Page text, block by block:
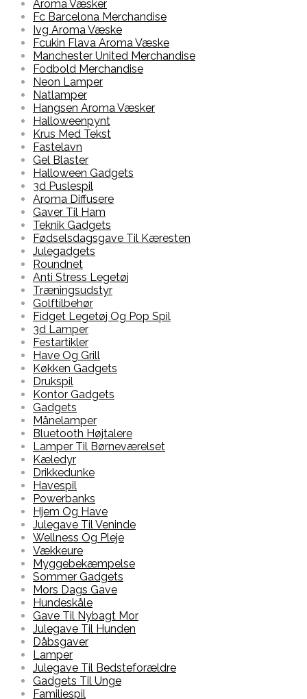
Aroma Væsker
Fc Barcelona Merchandise
Ivg Aroma Væske
Fcukin Flava Aroma Væske
Manchester United Merchandise
Fodbold Merchandise
Neon Lamper
Natlamper
Hangsen Aroma Væsker
Halloweenpynt
Krus Med Tekst
Fastelavn
Gel Blaster
Halloween Gadgets
3d Puslespil
Aroma Diffusere
Gaver Til Ham
Teknik Gadgets
Fødselsdagsgave Til Kæresten
Julegadgets
Roundnet
Anti Stress Legetøj
Træningsudstyr
Golftilbehør
Fidget Legetøj Og Pop Spil
3d Lamper
Festartikler
Have Og Grill
Køkken Gadgets
Drukspil
Kontor Gadgets
Gadgets
Månelamper
Bluetooth Højtalere
Lamper Til Børneværelset
Kæledyr
Drikkedunke
Havespil
Powerbanks
Hjem Og Have
Julegave Til Veninde
Wellness Og Pleje
Vækkeure
Myggebekæmpelse
Sommer Gadgets
Mors Dags Gave
Hundeskåle
Gave Til Nybagt Mor
Julegave Til Hunden
Dåbsgaver
Lamper
Julegave Til Bedsteforældre
Gadgets Til Unge
Familiespil